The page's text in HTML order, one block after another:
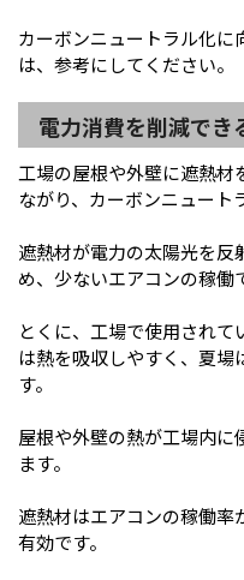
カーボンニュートラル化に
は、参考にしてください。
電力消費を削減でき
工場の屋根や外壁に遮熱材
ながり、カーボンニュート
遮熱材が電力の太陽光を反
め、少ないエアコンの稼働
とくに、工場で使用され
は熱を吸収しやすく、夏場
す。
屋根や外壁の熱が工場内に
ます。
遮熱材はエアコンの稼働率
有効です。